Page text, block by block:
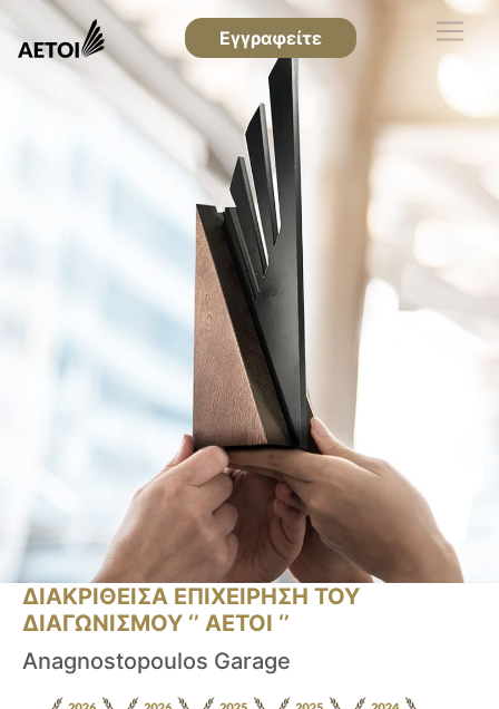
Εγγραφείτε
ΔΙΑΚΡΙΘΕΙΣΑ ΕΠΙΧΕΙΡΗΣΗ ΤΟΥ
ΔΙΑΓΩΝΙΣΜΟΥ ‘’ ΑΕΤΟΙ ‘’
Anagnostopoulos Garage